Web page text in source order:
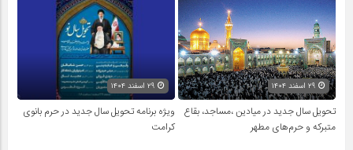
تحویل سال‌ جدید در میادین ،مساجد، بقاع
متبرکه‌ و حرم‌های‌ مطهر
ویژه برنامه تحویل سال جدید در حرم بانوی
کرامت